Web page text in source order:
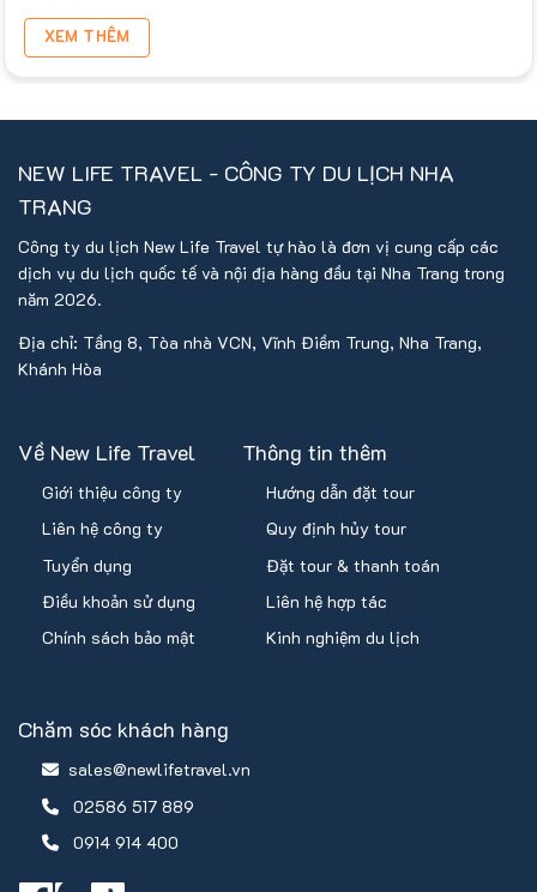
XEM THÊM
NEW LIFE TRAVEL - CÔNG TY DU LỊCH NHA
TRANG
Công ty du lịch New Life Travel tự hào là đơn vị cung cấp các
dịch vụ du lịch quốc tế và nội địa hàng đầu tại Nha Trang trong
năm 2026.
Địa chỉ: Tầng 8, Tòa nhà VCN, Vĩnh Điềm Trung, Nha Trang,
Khánh Hòa
Về New Life Travel
Giới thiệu công ty
Liên hệ công ty
Tuyển dụng
Điều khoản sử dụng
Chính sách bảo mật
Thông tin thêm
Hướng dẫn đặt tour
Quy định hủy tour
Đặt tour & thanh toán
Liên hệ hợp tác
Kinh nghiệm du lịch
Chăm sóc khách hàng
sales@newlifetravel.vn
02586 517 889
0914 914 400